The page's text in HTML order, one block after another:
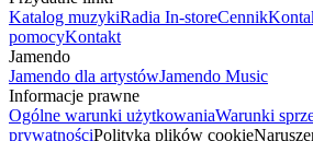
Katalog muzykiRadia In-storeCennik
pomocyKontakt
Jamendo
Jamendo dla artystówJamendo Music
Informacje prawne
Ogólne warunki użytkowaniaWarunki
prywatnościPolityka plików cookie